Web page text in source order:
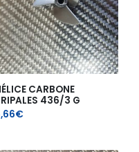
CARBONE
436/3 G
€